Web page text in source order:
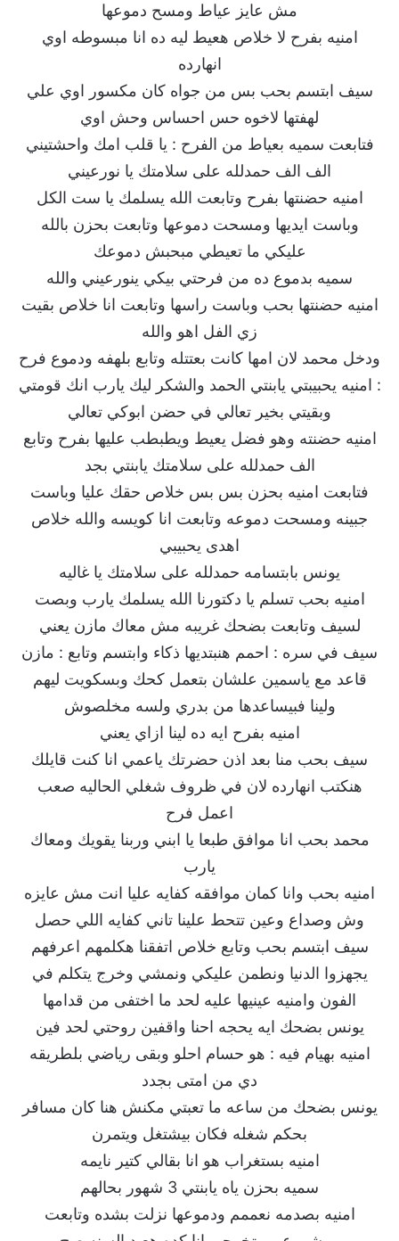
مش عايز عياط ومسح دموعها
امنيه بفرح لا خلاص هعيط ليه ده انا مبسوطه اوي
انهارده
سيف ابتسم بحب بس من جواه كان مكسور اوي علي
لهفتها لاخوه حس احساس وحش اوي
فتابعت سميه بعياط من الفرح : يا قلب امك واحشتيني
الف الف حمدلله على سلامتك يا نورعيني
امنيه حضنتها بفرح وتابعت الله يسلمك يا ست الكل
وباست ايديها ومسحت دموعها وتابعت بحزن بالله
عليكي ما تعيطي مبحبش دموعك
سميه بدموع ده من فرحتي بيكي ينورعيني والله
امنيه حضنتها بحب وباست راسها وتابعت انا خلاص بقيت
زي الفل اهو والله
ودخل محمد لان امها كانت بعتتله وتابع بلهفه ودموع فرح
: امنيه يحبيبتي يابنتي الحمد والشكر ليك يارب انك قومتي
وبقيتي بخير تعالي في حضن ابوكي تعالي
امنيه حضنته وهو فضل يعيط ويطبطب عليها بفرح وتابع
الف حمدلله على سلامتك يابنتي بجد
فتابعت امنيه بحزن بس بس خلاص حقك عليا وباست
جبينه ومسحت دموعه وتابعت انا كويسه والله خلاص
اهدى يحبيبي
يونس بابتسامه حمدلله على سلامتك يا غاليه
امنيه بحب تسلم يا دكتورنا الله يسلمك يارب وبصت
لسيف وتابعت بضحك غريبه مش معاك مازن يعني
سيف في سره : احمم هنبتديها ذكاء وابتسم وتابع : مازن
قاعد مع ياسمين علشان بتعمل كحك وبسكويت ليهم
ولينا فبيساعدها من بدري ولسه مخلصوش
امنيه بفرح ايه ده لينا ازاي يعني
سيف بحب منا بعد اذن حضرتك ياعمي انا كنت قايلك
هنكتب انهارده لان في ظروف شغلي الحاليه صعب
اعمل فرح
محمد بحب انا موافق طبعا يا ابني وربنا يقويك ومعاك
يارب
امنيه بحب وانا كمان موافقه كفايه عليا انت مش عايزه
وش وصداع وعين تتحط علينا تاني كفايه اللي حصل
سيف ابتسم بحب وتابع خلاص اتفقنا هكلمهم اعرفهم
يجهزوا الدنيا ونطمن عليكي ونمشي وخرج يتكلم في
الفون وامنيه عينيها عليه لحد ما اختفى من قدامها
يونس بضحك ايه يحجه احنا واقفين روحتي لحد فين
امنيه بهيام فيه : هو حسام احلو وبقى رياضي بلطريقه
دي من امتى بجدد
يونس بضحك من ساعه ما تعبتي مكنش هنا كان مسافر
بحكم شغله فكان بيشتغل ويتمرن
امنيه بستغراب هو انا بقالي كتير نايمه
سميه بحزن ياه يابنتي 3 شهور بحالهم
امنيه بصدمه نعممم ودموعها نزلت بشده وتابعت